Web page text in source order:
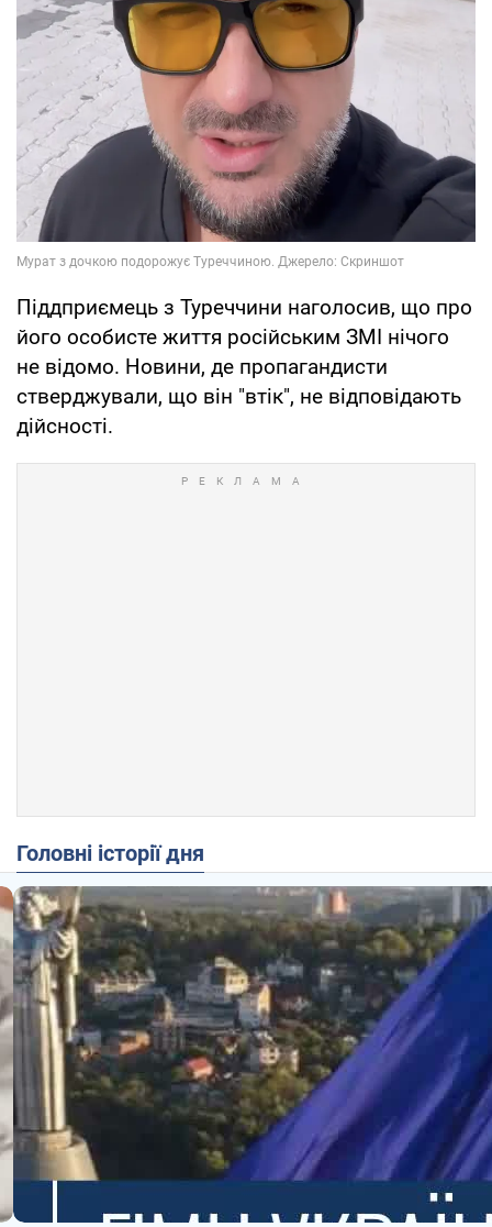
Піддприємець з Туреччини наголосив, що про
його особисте життя російським ЗМІ нічого
не відомо. Новини, де пропагандисти
стверджували, що він "втік", не відповідають
дійсності.
Головні історії дня